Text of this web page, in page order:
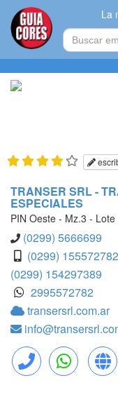
La
TRANSER SRL -
ESPECIALES
PIN Oeste - Mz.3 -
(0299) 5666699
(0299) 155572782
(0299) 154297389
2995572782
transersrl.com.ar
Llamar WhatsApp Web